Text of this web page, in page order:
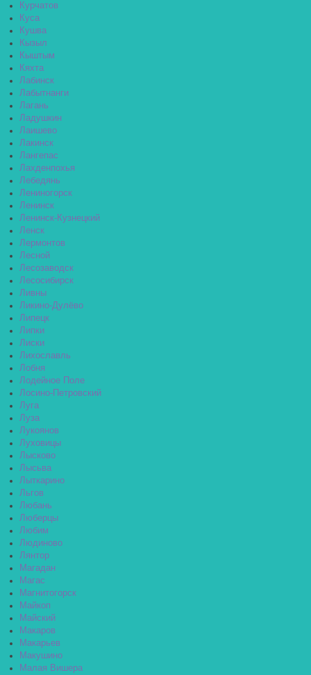
Курчатов
Куса
Кушва
Кызыл
Кыштым
Кяхта
Лабинск
Лабытнанги
Лагань
Ладушкин
Лаишево
Лакинск
Лангепас
Лахденпохья
Лебедянь
Лениногорск
Ленинск
Ленинск-Кузнецкий
Ленск
Лермонтов
Лесной
Лесозаводск
Лесосибирск
Ливны
Ликино-Дулёво
Липецк
Липки
Лиски
Лихославль
Лобня
Лодейное Поле
Лосино-Петровский
Луга
Луза
Лукоянов
Луховицы
Лысково
Лысьва
Лыткарино
Льгов
Любань
Люберцы
Любим
Людиново
Лянтор
Магадан
Магас
Магнитогорск
Майкоп
Майский
Макаров
Макарьев
Макушино
Малая Вишера